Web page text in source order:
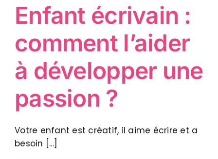
Enfant écrivain :
comment l’aider
à développer une
passion ?
Votre enfant est créatif, il aime écrire et a
besoin [...]